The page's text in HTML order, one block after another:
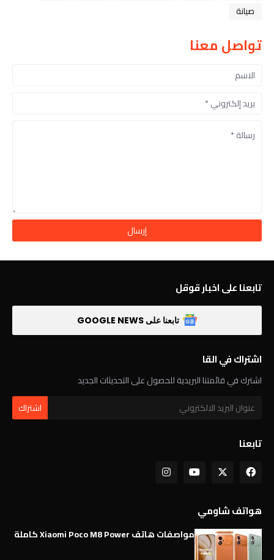
صيانة
تواصل معنا
تابعنا على اخبار قوقل
تابعنا على GOOGLE NEWS
اشتراك في القا
اشترك في قائمتنا البريدية للحصول على التحديثات الجديد
تابعنا
هواتف شاومي
مواصفات هاتف Xiaomi Poco M8 Power كاملة